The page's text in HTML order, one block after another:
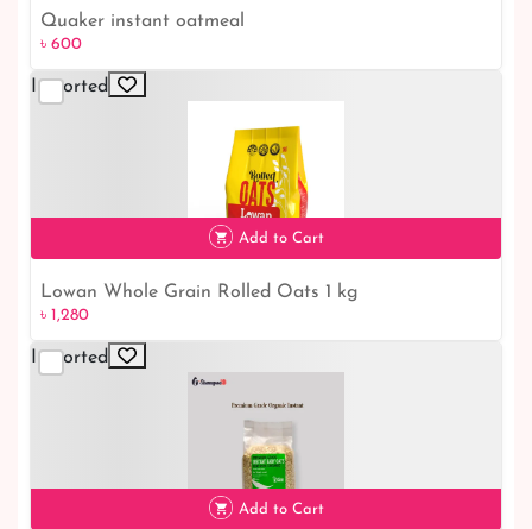
৳ 600
Quaker instant oatmeal
৳ 600
Imported
৳ 1,280
Add to Cart
Lowan Whole Grain Rolled Oats 1 kg
৳ 1,280
Imported
Add to Cart